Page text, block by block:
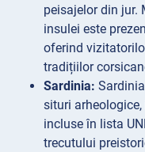
peisajelor din jur.
insulei este
oferind
tradițiilor
Sardinia:
situri
incluse în lista
trecutului